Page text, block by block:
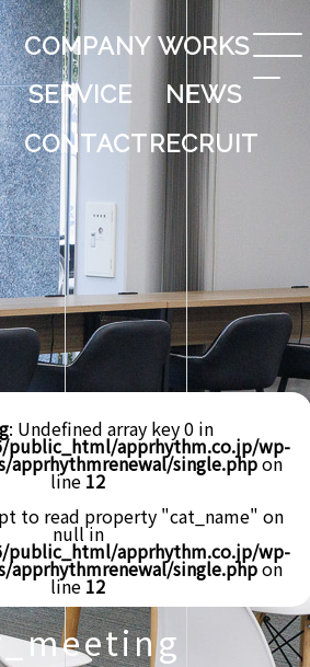
COMPANY WORKS
SERVICE
NEWS
CONTACTRECRUIT
: Undefined array key 0 in
public_html/apprhythm.co.jp/wp-
apprhythmrenewal/single.phpon
line 12
to read property "cat_name" on
null in
public_html/apprhythm.co.jp/wp-
apprhythmrenewal/single.phpon
line 12